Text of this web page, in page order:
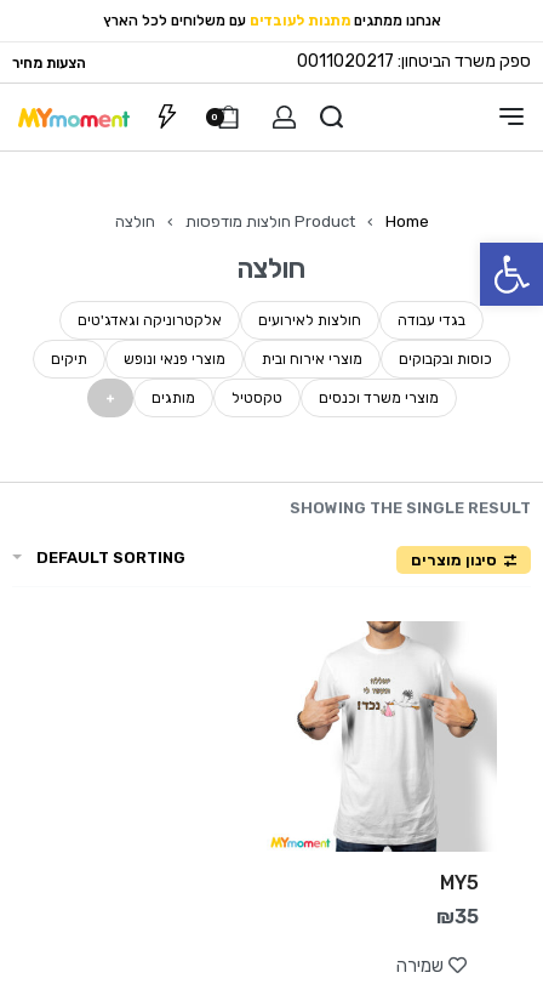
פתח סרגל נגישות
אנחנו ממתגים מתנות לעובדים עם משלוחים לכל הארץ
ספק משרד הביטחון: 0011020217 הצעות מחיר
0
Home
› Product חולצות מודפסות › חולצה
חולצה
בגדי עבודה חולצות לאירועים אלקטרוניקה וגאדג'טים
כוסות ובקבוקים מוצרי אירוח ובית מוצרי פנאי ונופש תיקים
מוצרי משרד וכנסים טקסטיל מותגים
SHOWING THE SINGLE RESULT
סינון מוצרים DEFAULT SORTING
MY5
₪35
שמירה